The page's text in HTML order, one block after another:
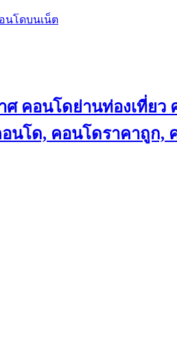
นโดบนเน็ต
ศ คอนโดย่านท่องเที่ย
นโด, คอนโดราคาถูก,